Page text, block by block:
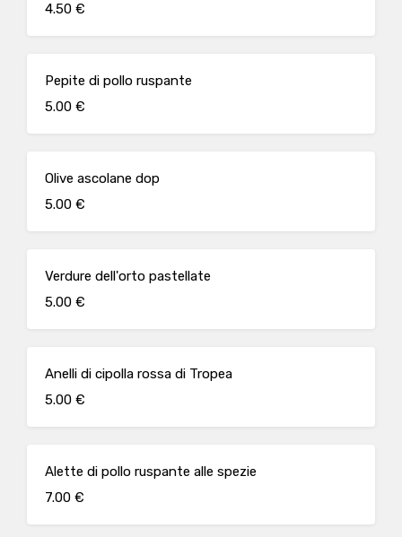
4.50 €
Pepite di pollo ruspante
5.00 €
Olive ascolane dop
5.00 €
Verdure dell'orto pastellate
5.00 €
Anelli di cipolla rossa di Tropea
5.00 €
Alette di pollo ruspante alle spezie
7.00 €